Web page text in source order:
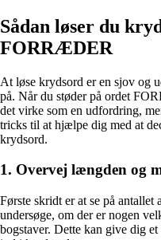
Sådan løser du
FORRÆDER
At løse krydsord er en sjov og
på. Når du støder på ordet
det virke som en udfordring,
tricks til at hjælpe dig med at
krydsord.
1. Overvej længden og
Første skridt er at se på
undersøge, om der er nogen
bogstaver. Dette kan give dig